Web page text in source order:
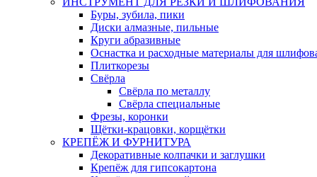
Буры, зубила, пики
Диски алмазные, пильные
Круги абразивные
Оснастка и расходные материалы для
Плиткорезы
Свёрла
Свёрла по металлу
Свёрла специальные
Фрезы, коронки
Щётки-крацовки, корщётки
КРЕПЁЖ И ФУРНИТУРА
Декоративные колпачки и заглушки
Крепёж для гипсокартона